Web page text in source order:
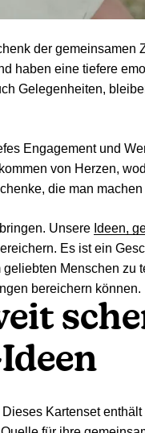
der gemeinsamen
haben eine tiefere
Gelegenheiten,
Engagement und
von Herzen,
die man machen
Unsere Ideen,
Es ist ein
Menschen zu
bereichern können.
Kartenset